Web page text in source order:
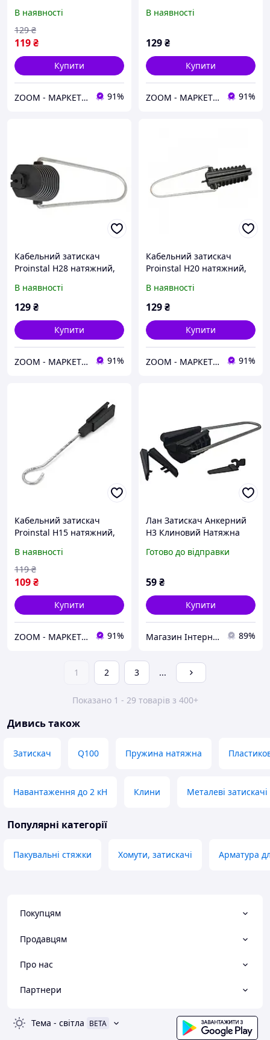
максимальний проліт до
50м, Q200
В наявності
119₴
129 ₴
Купити
ZOOM - МАРКЕТ ЦИФРОВОЇ ТЕХНІКИ 91%
кабелю від 6,5 до 9 мм,
В наявності
129₴
Купити
ZOOM - МАРКЕТ ЦИФРОВОЇ ТЕХНІКИ 91%
Кабельний затискач
Proinstal Н28 натяжний,
кабелів типу 8 з
винесеним сил. елем. або
В наявності
129₴
Купити
ZOOM - МАРКЕТ ЦИФРОВОЇ ТЕХНІКИ 91%
Кабельний затискач
Proinstal Н20 натяжний,
кабелю від 8 до 12 мм,
високоміцний пластик
В наявності
129₴
Купити
ZOOM - МАРКЕТ ЦИФРОВОЇ ТЕХНІКИ 91%
Кабельний затискач
Proinstal Н15 натяжний,
плоского і круглого
кабелю і кабелю FTTH до
6 мм
В наявності
109₴
119 ₴
Купити
ZOOM - МАРКЕТ ЦИФРОВОЇ ТЕХНІКИ 91%
Лан Затискач Анкерний
Н3 Клиновий Натяжна
кріплення Кабелю Гак
DSS
Готово до відправки
59₴
Купити
Магазин Інтернет Кабелю 89%
1 2 3 ...
Показано 1 - 29 товарів з 400+
Дивись також
Затискач Q100 Пружина натяжна
Навантаження до 2 кН Клини Металеві
Популярні категорії
Пакувальні стяжки Хомути, затискачі Арматура
Покупцям
Продавцям
Про нас
Партнери
Тема - світла BETA